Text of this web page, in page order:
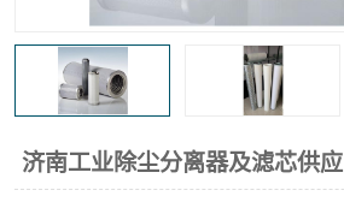
济南工业除尘分离器及滤芯供应